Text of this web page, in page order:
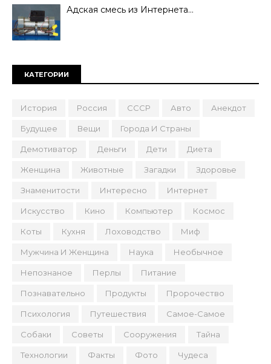
Адская смесь из Интернета…
КАТЕГОРИИ
История Россия СССР Авто Анекдот
Будущее Вещи Города И Страны
Демотиватор Деньги Дети Диета
Женщина Животные Загадки Здоровье
Знаменитости Интересно Интернет
Искусство Кино Компьютер Космос
Коты Кухня Лоховодство Миф
Мужчина И Женщина Наука Необычное
Непознаное Перлы Питание
Познавательно Продукты Пророчество
Психология Путешествия Самое-Самое
Собаки Советы Сооружения Тайна
Технологии Факты Фото Чудеса